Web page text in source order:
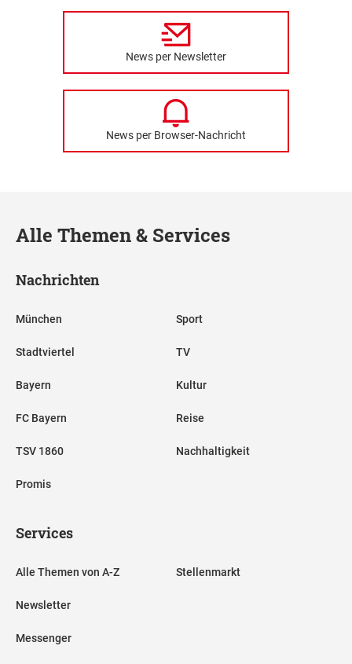
News per Newsletter
News per Browser-Nachricht
Alle Themen & Services
Nachrichten
München
Stadtviertel
Bayern
FC Bayern
TSV 1860
Promis
Sport
TV
Kultur
Reise
Nachhaltigkeit
Services
Alle Themen von A-Z
Newsletter
Messenger
Stellenmarkt